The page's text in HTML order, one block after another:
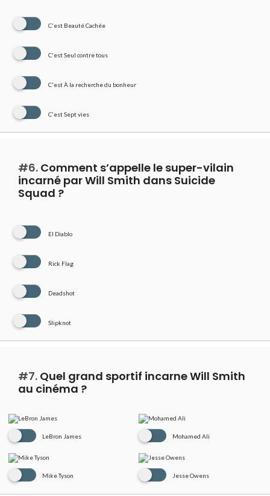
C'est Beauté Cachée
C'est Seul contre tous
C'est À la recherche du bonheur
C'est Sept vies
#6. Comment s’appelle le super-vilain
incarné par Will Smith dans Suicide
Squad ?
El Diablo
Rick Flag
Deadshot
Slipknot
#7. Quel grand sportif incarne Will Smith
au cinéma ?
LeBron James Mohamed Ali
Mike Tyson Jesse Owens